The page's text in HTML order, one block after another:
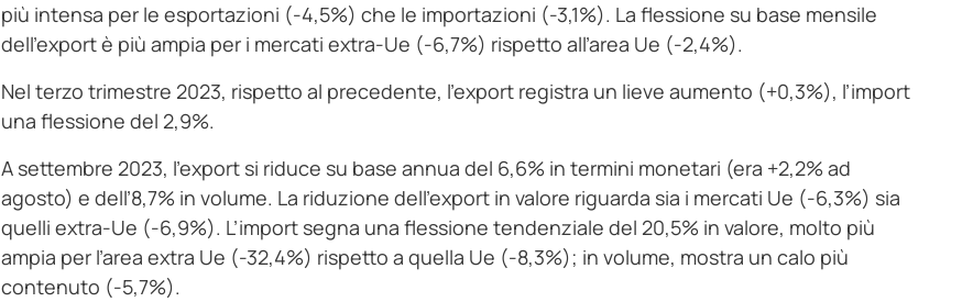
più intensa per le esportazioni (-4,5%) che le importazioni (-3,1%). La flessione su base mensile
dell’export è più ampia per i mercati extra-Ue (-6,7%) rispetto all’area Ue (-2,4%).
Nel terzo trimestre 2023, rispetto al precedente, l’export registra un lieve aumento (+0,3%), l’import
una flessione del 2,9%.
A settembre 2023, l’export si riduce su base annua del 6,6% in termini monetari (era +2,2% ad
agosto) e dell’8,7% in volume. La riduzione dell’export in valore riguarda sia i mercati Ue (-6,3%) sia
quelli extra-Ue (-6,9%). L’import segna una flessione tendenziale del 20,5% in valore, molto più
ampia per l’area extra Ue (-32,4%) rispetto a quella Ue (-8,3%); in volume, mostra un calo più
contenuto (-5,7%).